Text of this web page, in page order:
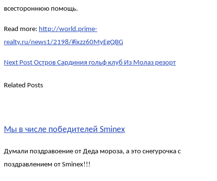
всестороннюю помощь.
Read more: http://world.prime-
realty.ru/news1/2198/#ixzz60MyEgQBG
Post
Next Post Остров Сардиния гольф клуб Из Молаз резорт
Related Posts
Мы в числе победителей Sminex
Думали поздравоение от Деда мороза, а это снегурочка с
поздравлением от Sminex!!!